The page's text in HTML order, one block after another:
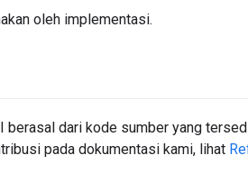
oleh implementasi.
berasal dari kode sumber yang
pada dokumentasi kami, lihat